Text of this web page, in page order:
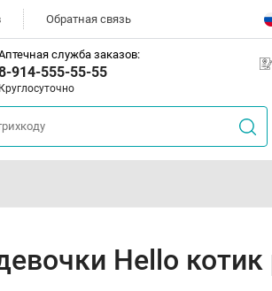
Обратная связь
служба заказов:
914-555-55-55
Круглосуточно
Hello котик